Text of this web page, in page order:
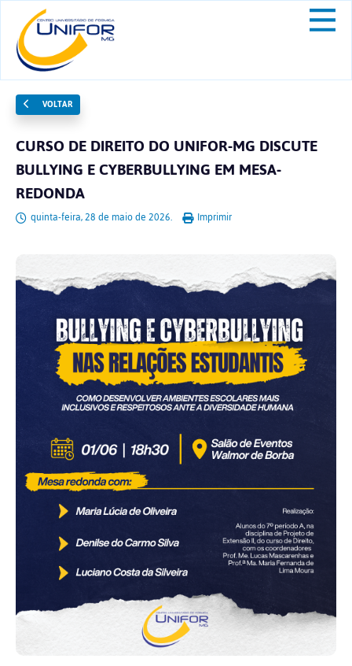
VOLTAR
CURSO DE DIREITO DO UNIFOR-MG DISCUTE
BULLYING E CYBERBULLYING EM MESA-
REDONDA
quinta-feira, 28 de maio de 2026. Imprimir